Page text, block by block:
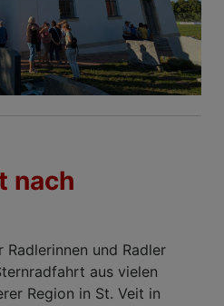
nach
und Radler
aus vielen
Region in St. Veit in